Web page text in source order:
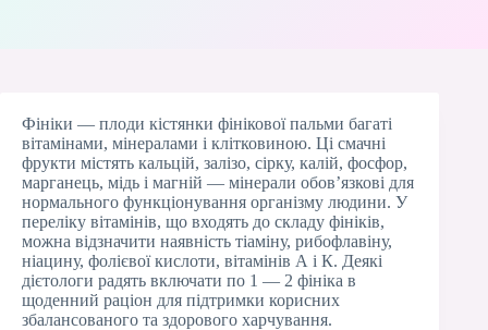
Фініки — плоди кістянки фінікової пальми багаті
вітамінами, мінералами і клітковиною. Ці смачні
фрукти містять кальцій, залізо, сірку, калій, фосфор,
марганець, мідь і магній — мінерали обов’язкові для
нормального функціонування організму людини. У
переліку вітамінів, що входять до складу фініків,
можна відзначити наявність тіаміну, рибофлавіну,
ніацину, фолієвої кислоти, вітамінів А і К. Деякі
дієтологи радять включати по 1 — 2 фініка в
щоденний раціон для підтримки корисних
збалансованого та здорового харчування.